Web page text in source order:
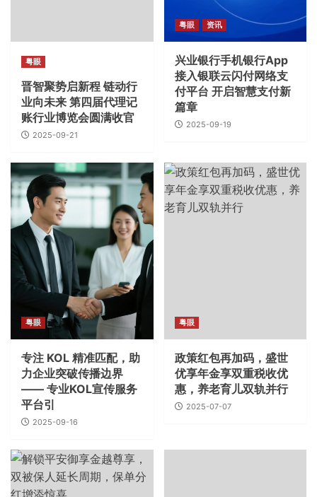
粤眼
晋智聚势启新程 链动行
业向未来 第四届代理记
账行业博览会圆满收官
2025-09-21
粤眼 资讯
兴业银行手机银行App
接入银联云闪付网络支
付平台 开启智慧支付新
篇章
2025-09-19
粤眼
专注 KOL 精准匹配，助
力企业突破传播边界
—— 专业KOL宣传服务
平台引
2025-09-16
粤眼
政策红包再加码，盛世
优享年金享双重税收优
惠，养老育儿双轨并行
2025-07-07